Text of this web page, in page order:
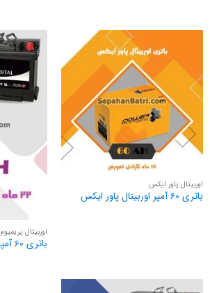
اوربیتال پاور ایکس
باتری 60 آمپر اوربیتال پاور ایکس
اوربیتال پریمیوم
باتری 60 آمپر اوربیتال پریمیوم